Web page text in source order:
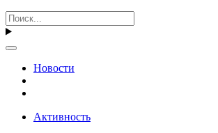
Новости
Активность